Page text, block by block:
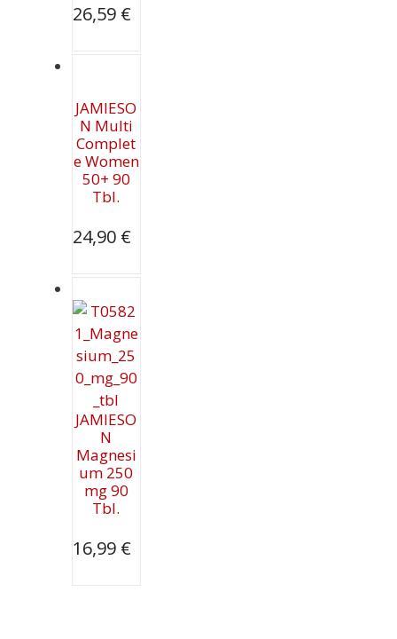
26,59 €
JAMIESO
N Multi
Complet
e Women
50+ 90
Tbl.
24,90 €
JAMIESO
N
Magnesi
um 250
mg 90
Tbl.
16,99 €